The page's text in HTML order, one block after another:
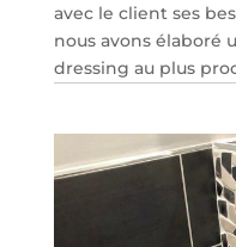
avec le client ses
nous avons élaboré
dressing au plus